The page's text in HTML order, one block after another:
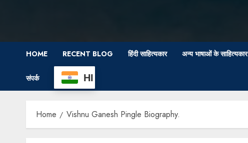
HOME RECENT BLOG हिंदी साहित्यकार अन्य भाषाओं के साहित्यकार
संपर्क HI
Home Vishnu Ganesh Pingle Biography.